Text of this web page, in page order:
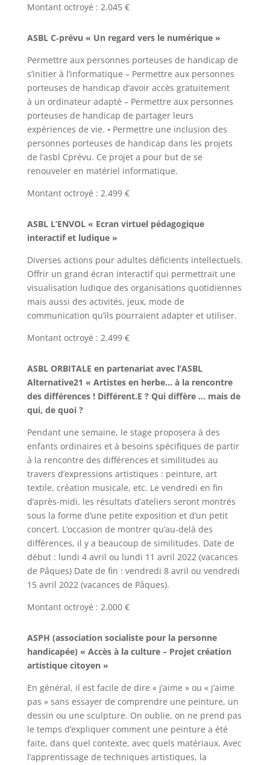
Montant octroyé : 2.045 €
ASBL C‑prévu « Un regard vers le numérique »
Permettre aux personnes porteuses de handicap de
s’initier à l’informatique – Permettre aux personnes
porteuses de handicap d’avoir accès gratuitement
à un ordinateur adapté – Permettre aux personnes
porteuses de handicap de partager leurs
expériences de vie. • Permettre une inclusion des
personnes porteuses de handicap dans les projets
de l’asbl Cprévu. Ce projet a pour but de se
renouveler en matériel informatique.
Montant octroyé : 2.499 €
ASBL L’ENVOL « Ecran virtuel pédagogique
interactif et ludique »
Diverses actions pour adultes déficients intellectuels.
Offrir un grand écran interactif qui permettrait une
visualisation ludique des organisations quotidiennes
mais aussi des activités, jeux, mode de
communication qu’ils pourraient adapter et utiliser.
Montant octroyé : 2.499 €
ASBL ORBITALE en partenariat avec l’ASBL
Alternative21 « Artistes en herbe… à la rencontre
des différences ! Différent.E ? Qui diffère … mais de
qui, de quoi ?
Pendant une semaine, le stage proposera à des
enfants ordinaires et à besoins spécifiques de partir
à la rencontre des différences et similitudes au
travers d’expressions artistiques : peinture, art
textile, création musicale, etc. Le vendredi en fin
d’après-midi, les résultats d’ateliers seront montrés
sous la forme d’une petite exposition et d’un petit
concert. L’occasion de montrer qu’au-delà des
différences, il y a beaucoup de similitudes. Date de
début : lundi 4 avril ou lundi 11 avril 2022 (vacances
de Pâques) Date de fin : vendredi 8 avril ou vendredi
15 avril 2022 (vacances de Pâques).
Montant octroyé : 2.000 €
ASPH (association socialiste pour la personne
handicapée) « Accès à la culture – Projet création
artistique citoyen »
En général, il est facile de dire « j’aime » ou « j’aime
pas » sans essayer de comprendre une peinture, un
dessin ou une sculpture. On oublie, on ne prend pas
le temps d’expliquer comment une peinture a été
faite, dans quel contexte, avec quels matériaux. Avec
l’apprentissage de techniques artistiques, la